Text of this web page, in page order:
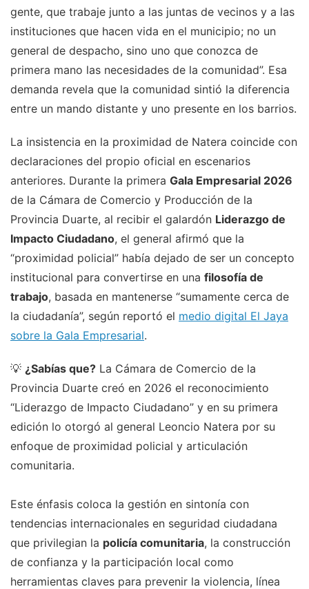
gente, que trabaje junto a las juntas de vecinos y a las
instituciones que hacen vida en el municipio; no un
general de despacho, sino uno que conozca de
primera mano las necesidades de la comunidad”. Esa
demanda revela que la comunidad sintió la diferencia
entre un mando distante y uno presente en los barrios.
La insistencia en la proximidad de Natera coincide con
declaraciones del propio oficial en escenarios
anteriores. Durante la primera Gala Empresarial 2026
de la Cámara de Comercio y Producción de la
Provincia Duarte, al recibir el galardón Liderazgo de
Impacto Ciudadano, el general afirmó que la
“proximidad policial” había dejado de ser un concepto
institucional para convertirse en una filosofía de
trabajo, basada en mantenerse “sumamente cerca de
la ciudadanía”, según reportó el medio digital El Jaya
sobre la Gala Empresarial.
💡 ¿Sabías que? La Cámara de Comercio de la
Provincia Duarte creó en 2026 el reconocimiento
“Liderazgo de Impacto Ciudadano” y en su primera
edición lo otorgó al general Leoncio Natera por su
enfoque de proximidad policial y articulación
comunitaria.
Este énfasis coloca la gestión en sintonía con
tendencias internacionales en seguridad ciudadana
que privilegian la policía comunitaria, la construcción
de confianza y la participación local como
herramientas claves para prevenir la violencia, línea